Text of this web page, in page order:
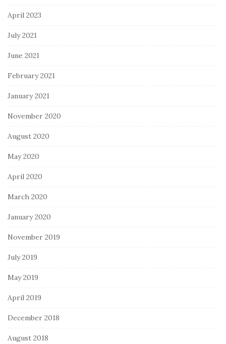
April 2023
July 2021
June 2021
February 2021
January 2021
November 2020
August 2020
May 2020
April 2020
March 2020
January 2020
November 2019
July 2019
May 2019
April 2019
December 2018
August 2018